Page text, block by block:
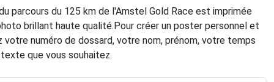
parcours du 125 km de l'Amstel Gold Race est imprimée
brillant haute qualité.Pour créer un poster personnel et
votre numéro de dossard, votre nom, prénom, votre temps
que vous souhaitez.